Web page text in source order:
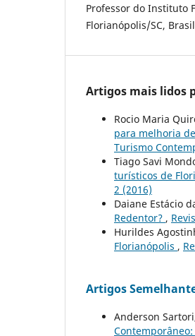
Professor do Instituto
Florianópolis/SC,
Artigos mais lidos
Rocio Maria
para melhoria
Turismo
Tiago Savi
turísticos de
2 (2016)
Daiane Estácio
Redentor? ,
Hurildes
Florianópolis ,
Artigos
Anderson